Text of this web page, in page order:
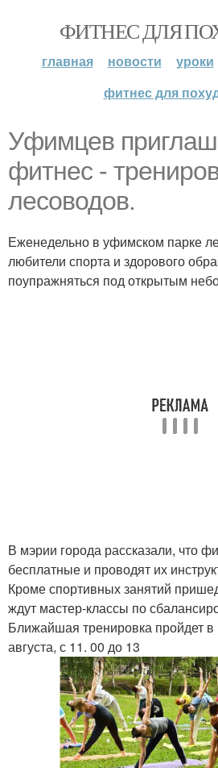
ФИТНЕС ДЛЯ
главная новости уроки
фитнес для
Уфимцев
фитнес -
лесоводов.
Еженедельно в уфимском парке
любители спорта и здорового
поупражняться под открытым
В мэрии города рассказали, что
бесплатные и проводят их
Кроме спортивных занятий
ждут мастер-классы по
Ближайшая тренировка пройдет в
августа, с 11. 00 до 13